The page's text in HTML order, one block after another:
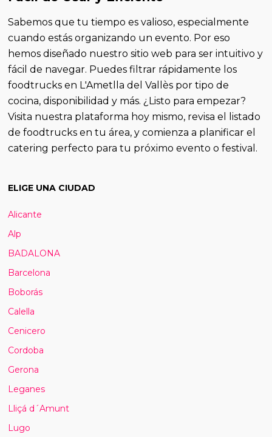
Sabemos que tu tiempo es valioso, especialmente
cuando estás organizando un evento. Por eso
hemos diseñado nuestro sitio web para ser intuitivo y
fácil de navegar. Puedes filtrar rápidamente los
foodtrucks en L'Ametlla del Vallès por tipo de
cocina, disponibilidad y más. ¿Listo para empezar?
Visita nuestra plataforma hoy mismo, revisa el listado
de foodtrucks en tu área, y comienza a planificar el
catering perfecto para tu próximo evento o festival.
ELIGE UNA CIUDAD
Alicante
Alp
BADALONA
Barcelona
Boborás
Calella
Cenicero
Cordoba
Gerona
Leganes
Lliçá d´Amunt
Lugo